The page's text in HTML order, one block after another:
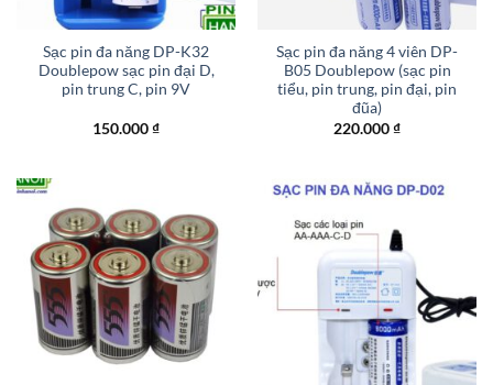
Sạc pin đa năng DP-K32
Doublepow sạc pin đại D,
pin trung C, pin 9V
150.000₫
Sạc pin đa năng 4 viên DP-
B05 Doublepow (sạc pin
tiểu, pin trung, pin đại, pin
đũa)
220.000₫